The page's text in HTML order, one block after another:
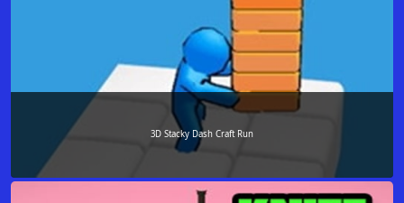
3D Stacky Dash Craft Run